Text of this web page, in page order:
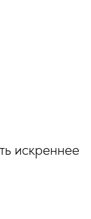
искреннее